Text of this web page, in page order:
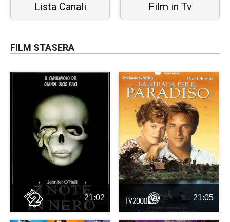
Lista Canali Film in Tv
FILM STASERA
21:02 21:05